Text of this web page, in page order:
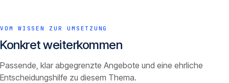
VOM WISSEN ZUR UMSETZUNG
Konkret weiterkommen
Passende, klar abgegrenzte Angebote und eine ehrliche
Entscheidungshilfe zu diesem Thema.